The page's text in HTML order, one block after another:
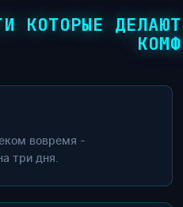
КОТОРЫЕ
вовремя -
три дня.